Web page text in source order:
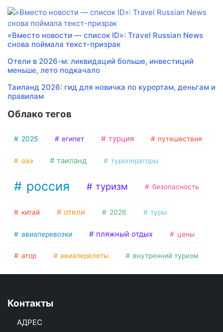
«Вместо новости — список ID»: Travel Russian News
снова поймала текст-призрак
Отели в 2026-м: ликвидаций больше, инвестиций
меньше, лето подкачало
Таиланд 2026: гид для новичка по курортам, деньгам и
правилам
Облако тегов
2025 египет турция путешествия
оаэ таиланд туроператоры
россия туризм безопасность
китай отели 2026 туры
авиаперевозки пляжный отдых цены
атор авиаперелеты внутренний туризм
Контакты
АДРЕС